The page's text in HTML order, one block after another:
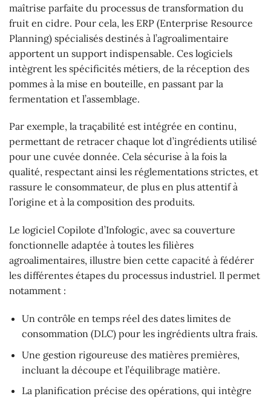
maîtrise parfaite du processus de transformation du
fruit en cidre. Pour cela, les ERP (Enterprise Resource
Planning) spécialisés destinés à l’agroalimentaire
apportent un support indispensable. Ces logiciels
intègrent les spécificités métiers, de la réception des
pommes à la mise en bouteille, en passant par la
fermentation et l’assemblage.
Par exemple, la traçabilité est intégrée en continu,
permettant de retracer chaque lot d’ingrédients utilisé
pour une cuvée donnée. Cela sécurise à la fois la
qualité, respectant ainsi les réglementations strictes, et
rassure le consommateur, de plus en plus attentif à
l’origine et à la composition des produits.
Le logiciel Copilote d’Infologic, avec sa couverture
fonctionnelle adaptée à toutes les filières
agroalimentaires, illustre bien cette capacité à fédérer
les différentes étapes du processus industriel. Il permet
notamment :
Un contrôle en temps réel des dates limites de
consommation (DLC) pour les ingrédients ultra frais.
Une gestion rigoureuse des matières premières,
incluant la découpe et l’équilibrage matière.
La planification précise des opérations, qui intègre